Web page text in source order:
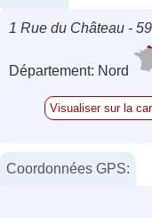
1 Rue du Château -
Département: Nord
Visualiser sur la
Coordonnées GPS: